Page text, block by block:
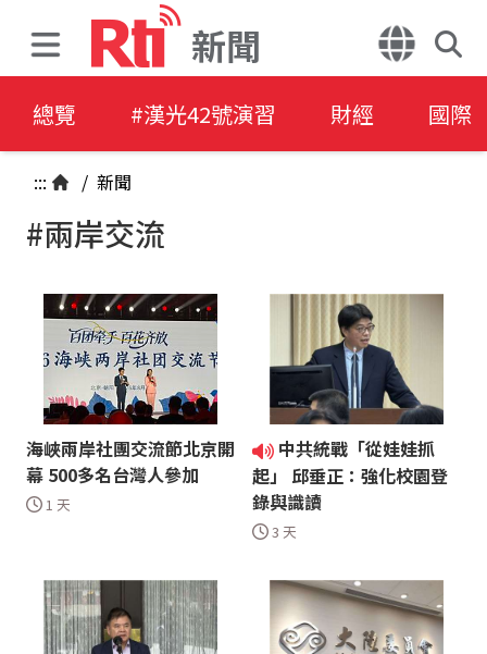
新聞
總覽 #漢光42號演習 財經 國際
::: / 新聞
#兩岸交流
海峽兩岸社團交流節北京開
幕 500多名台灣人參加
1 天
中共統戰「從娃娃抓
起」 邱垂正：強化校園登
錄與識讀
3 天